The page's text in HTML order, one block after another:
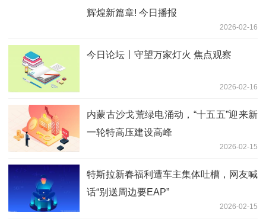
辉煌新篇章! 今日播报
2026-02-16
今日论坛丨守望万家灯火 焦点观察
2026-02-16
内蒙古沙戈荒绿电涌动，“十五五”迎来新
一轮特高压建设高峰
2026-02-15
特斯拉新春福利遭车主集体吐槽，网友喊
话“别送周边要EAP”
2026-02-15